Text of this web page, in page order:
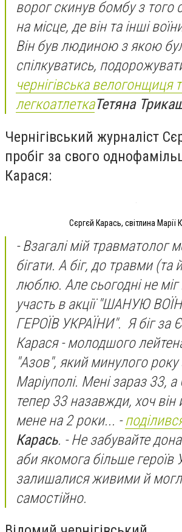
ворог скинув бомбу з того
на місце, де він та інші
Він був людиною з якою
спілкуватись,
чернігівська велогонщиця
легкоатлеткаТетяна
Чернігівський журналіст
пробіг за свого
Карася:
Сєргєй Карась, світлина Марії
- Взагалі мій травматолог
бігати. А біг, до травми (та
люблю. Але сьогодні не
участь в акції "ШАНУЮ
ГЕРОЇВ УКРАЇНИ". Я біг за
Карася - молодшого
"Азов", який минулого року
Маріуполі. Мені зараз 33, а
тепер 33 назавжди, хоч
мене на 2 роки... -
Карась. -Не забувайте
аби якомога більше героїв
залишалися живими й
самостійно.